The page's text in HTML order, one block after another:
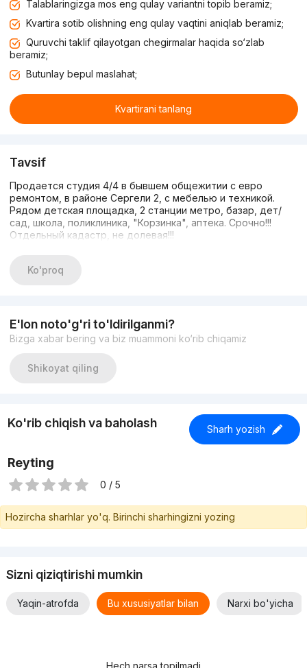
Talablaringizga mos eng qulay variantni topib beramiz;
Kvartira sotib olishning eng qulay vaqtini aniqlab beramiz;
Quruvchi taklif qilayotgan chegirmalar haqida so‘zlab
beramiz;
Butunlay bepul maslahat;
Kvartirani tanlang
Tavsif
Продается студия 4/4 в бывшем общежитии с евро
ремонтом, в районе Сергели 2, с мебелью и техникой.
Рядом детская площадка, 2 станции метро, базар, дет/
сад, школа, поликлиника, "Корзинка", аптека. Срочно!!!
Отдельный кадастр, не долевая!!!
Ko'proq
E'lon noto'g'ri to'ldirilganmi?
Bizga xabar bering va biz muammoni ko‘rib chiqamiz
Shikoyat qiling
Ko'rib chiqish va baholash Sharh yozish
Reyting
0 / 5
Hozircha sharhlar yo'q. Birinchi sharhingizni yozing
Sizni qiziqtirishi mumkin
Yaqin-atrofda Bu xususiyatlar bilan Narxi bo'yicha
Hech narsa topilmadi